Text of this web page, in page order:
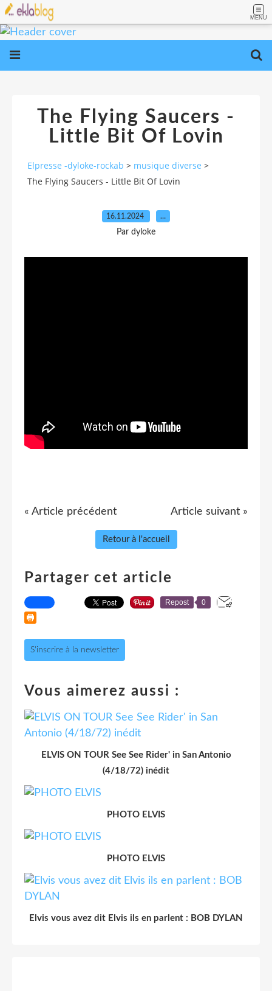
MENU
The Flying Saucers -
Little Bit Of Lovin
Elpresse -dyloke-rockab > musique diverse >
The Flying Saucers - Little Bit Of Lovin
16.11.2024 …
Par dyloke
« Article précédent Article suivant »
Retour à l'accueil
Partager cet article
Repost 0
S'inscrire à la newsletter
Vous aimerez aussi :
ELVIS ON TOUR See See Rider' in San Antonio
(4/18/72) inédit
PHOTO ELVIS
PHOTO ELVIS
Elvis vous avez dit Elvis ils en parlent : BOB DYLAN